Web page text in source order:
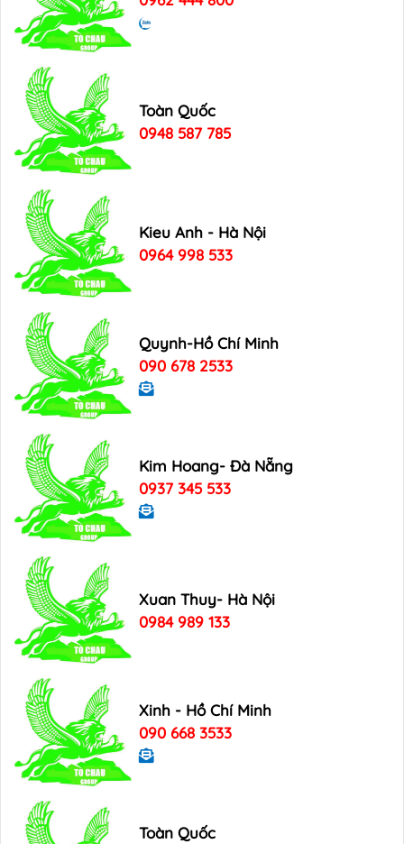
Toàn Quốc
0948 587 785
Kieu Anh - Hà Nội
0964 998 533
Quynh-Hồ Chí Minh
090 678 2533
Kim Hoang- Đà Nẵng
0937 345 533
Xuan Thuy- Hà Nội
0984 989 133
Xinh - Hồ Chí Minh
090 668 3533
Toàn Quốc